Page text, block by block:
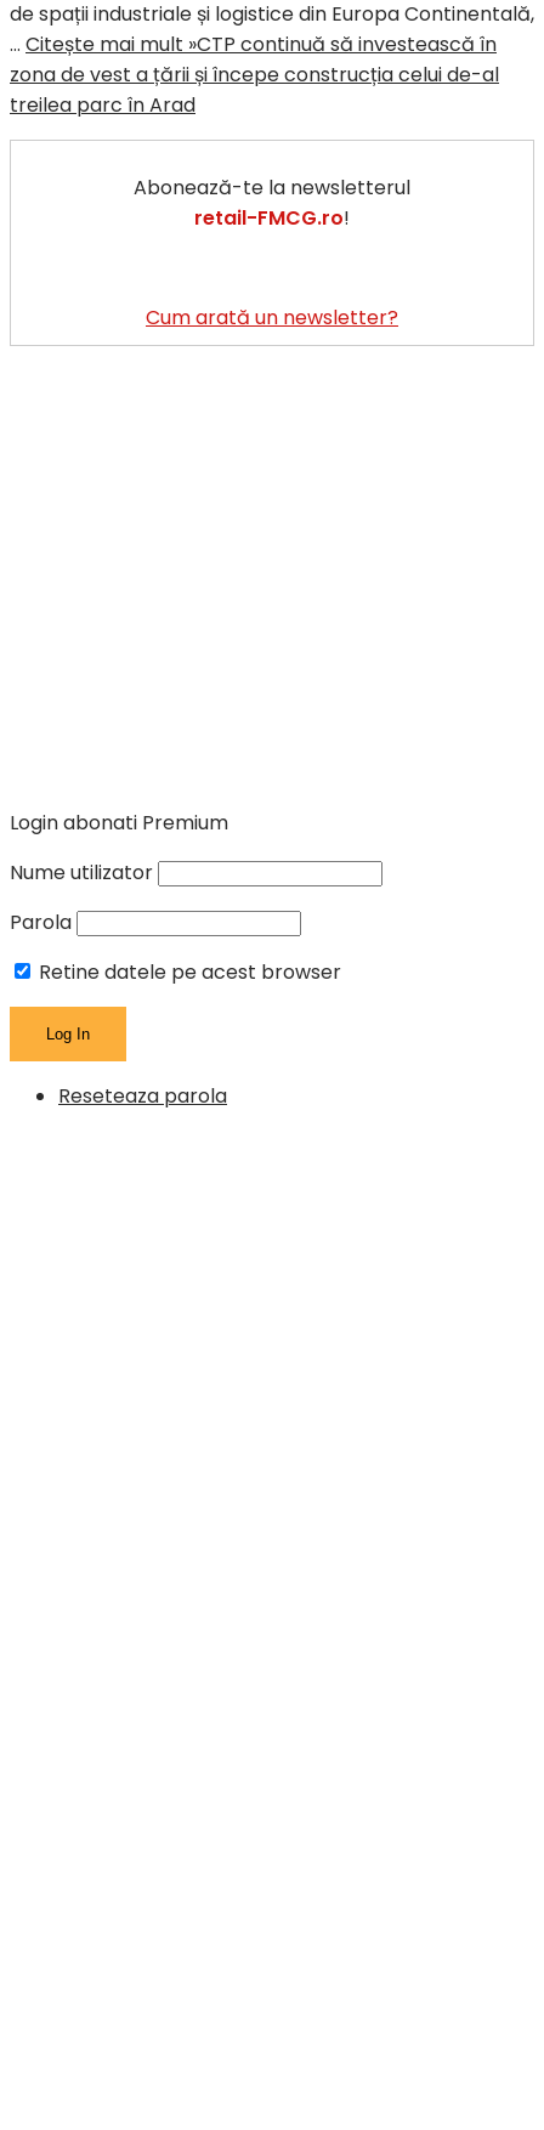
de spații industriale și logistice din Europa Continentală,
… Citește mai mult »CTP continuă să investească în
zona de vest a țării și începe construcția celui de-al
treilea parc în Arad
Abonează-te la newsletterul
retail-FMCG.ro!
Cum arată un newsletter?
Login abonati Premium
Nume utilizator
Parola
Retine datele pe acest browser
Reseteaza parola